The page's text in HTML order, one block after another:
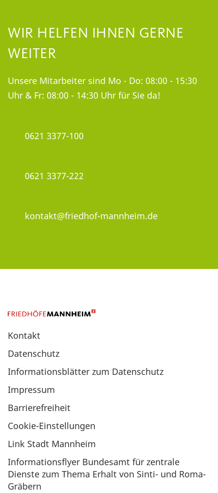
WIR HELFEN IHNEN GERNE
WEITER
Unsere Mitarbeiter sind Mo - Do: 08:00 - 15:30
Uhr & Fr: 08:00 - 14:30 Uhr für Sie da!
0621 3377-100
0621 3377-222
kontakt@friedhof-mannheim.de
Kontakt
Datenschutz
Informationsblätter zum Datenschutz
Impressum
Barrierefreiheit
Cookie-Einstellungen
Link Stadt Mannheim
Informationsflyer Bundesamt für zentrale
Dienste zum Thema Erhalt von Sinti- und Roma-
Gräbern